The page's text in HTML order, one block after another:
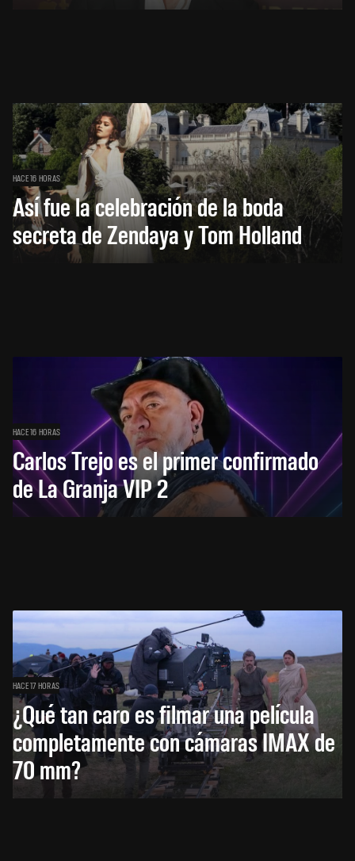
HACE 16 HORAS
Así fue la celebración de la boda
secreta de Zendaya y Tom Holland
HACE 16 HORAS
Carlos Trejo es el primer confirmado
de La Granja VIP 2
HACE 17 HORAS
¿Qué tan caro es filmar una película
completamente con cámaras IMAX de
70 mm?